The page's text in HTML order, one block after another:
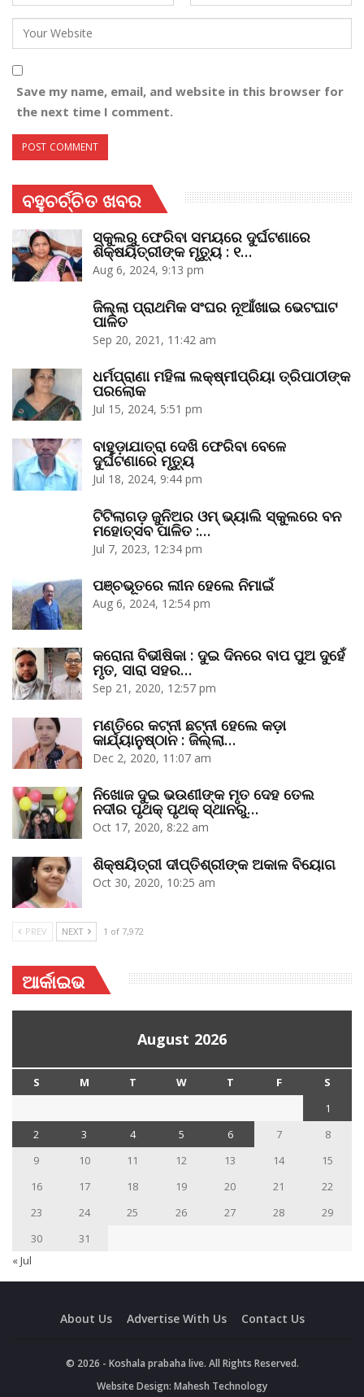
Save my name, email, and website in this browser for
the next time I comment.
ବହୁଚର୍ଚ୍ଚିତ ଖବର
ସ୍କୁଲରୁ ଫେରିବା ସମୟରେ ଦୁର୍ଘଟଣାରେ
ଶିକ୍ଷୟିତ୍ରୀଙ୍କ ମୃତ୍ୟୁ : ୧…
Aug 6, 2024, 9:13 pm
ଜିଲ୍ଲା ପ୍ରାଥମିକ ସଂଘର ନୂଆଁଖାଇ ଭେଟଘାଟ
ପାଳିତ
Sep 20, 2021, 11:42 am
ଧର୍ମପ୍ରାଣା ମହିଳା ଲକ୍ଷ୍ମୀପ୍ରିୟା ତ୍ରିପାଠୀଙ୍କ
ପରଲୋକ
Jul 15, 2024, 5:51 pm
ବାହୁଡ଼ାଯାତ୍ରା ଦେଖି ଫେରିବା ବେଳେ
ଦୁର୍ଘଟଣାରେ ମୃତ୍ୟୁ
Jul 18, 2024, 9:44 pm
ଟିଟିଲାଗଡ଼ ଜୁନିଅର ଓମ୍‌ ଭ୍ୟାଲି ସ୍କୁଲରେ ବନ
ମହୋତ୍ସବ ପାଳିତ :…
Jul 7, 2023, 12:34 pm
ପଞ୍ଚଭୂତରେ ଲୀନ ହେଲେ ନିମାଇଁ
Aug 6, 2024, 12:54 pm
କରୋନା ବିଭୀଷିକା : ଦୁଇ ଦିନରେ ବାପ ପୁଅ ଦୁହେଁ
ମୃତ, ସାରା ସହର…
Sep 21, 2020, 12:57 pm
ମଣ୍ତିରେ କଟ୍‌ନୀ ଛଟ୍‌ନୀ ହେଲେ କଡ଼ା
କାର୍ଯ୍ୟାନୁଷ୍ଠାନ : ଜିଲ୍ଲା…
Dec 2, 2020, 11:07 am
ନିଖୋଜ ଦୁଇ ଭଉଣୀଙ୍କ ମୃତ ଦେହ ତେଲ
ନଦୀର ପୃଥକ୍‌ ପୃଥକ୍‌ ସ୍ଥାନରୁ…
Oct 17, 2020, 8:22 am
ଶିକ୍ଷୟିତ୍ରୀ ଦୀପ୍ତିଶ୍ରୀଙ୍କ ଅକାଳ ବିୟୋଗ
Oct 30, 2020, 10:25 am
PREV NEXT 1 of 7,972
ଆର୍କାଇଭ
August 2026
S M T W T F
S
1
2
3 4 5 6 7
8
9
10 11 12 13 14
15
16
17 18 19 20 21
22
23
24 25 26 27 28
29
30
31
« Jul
About Us Advertise With Us Contact Us
© 2026 - Koshala prabaha live. All Rights Reserved.
Website Design: Mahesh Technology